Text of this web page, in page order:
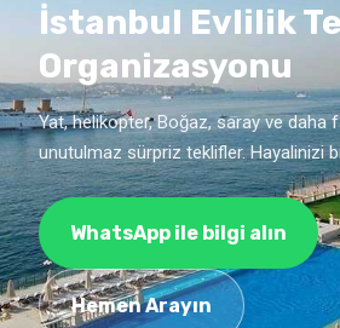
İstanbul Evlilik
Organizasyonu
Yat, helikopter, Boğaz, saray ve daha
unutulmaz sürpriz teklifler. Hayalinizi
WhatsApp ile bilgi alın
Hemen Arayın